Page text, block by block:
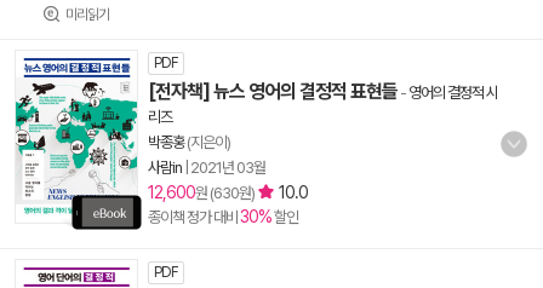
미리읽기
PDF
[전자책] 뉴스 영어의 결정적 표현들 - 영어의 결정적 시
리즈
박종홍(지은이)
사람in 2021년 03월
12,600원 (630원) 10.0
종이책 정가 대비 30%할인
PDF